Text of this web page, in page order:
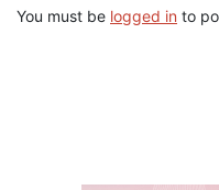
You must be logged in to